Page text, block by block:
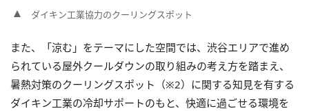
ダイキン工業協力のクーリングスポット
また、「涼む」をテーマにした空間では、渋谷エリアで進め
られている屋外クールダウンの取り組みの考え方を踏まえ、
暑熱対策のクーリングスポット（※2）に関する知見を有する
ダイキン工業の冷却サポートのもと、快適に過ごせる環境を